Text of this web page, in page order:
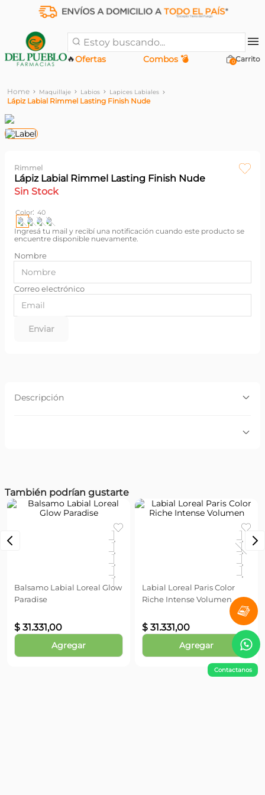
Estoy buscando...
Ofertas
🔥 Combos 💣 0
Contactanos
Maquillaje Labios Lapices Labiales
Lápiz Labial Rimmel Lasting Finish Nude
Rimmel
Lápiz Labial Rimmel Lasting Finish Nude
Sin Stock
Color: 40
Enviar
Descripción
Más reciente Todos
También podrían gustarte
Balsamo Labial Loreal Glow
Paradise
$ 31.331,00
Agregar
Labial Loreal Paris Color
Riche Intense Volumen
$ 31.331,00
Agregar